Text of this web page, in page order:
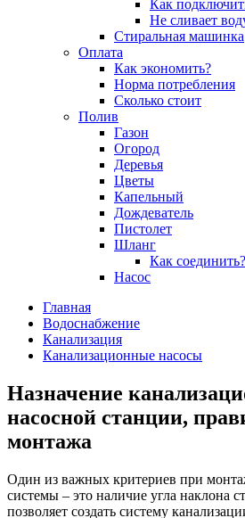
Как
Не сливает
Стиральная машинка
Оплата
Как экономить?
Норма потребления
Сколько стоит
Полив
Газон
Огород
Деревья
Цветы
Капельный
Дождеватель
Пистолет
Шланг
Как соединить?
Насос
Главная
Водоснабжение
Канализация
Канализационные насосы
Назначение
насосной станции,
монтажа
Один из важных критериев при
системы – это наличие угла наклона
позволяет создать систему